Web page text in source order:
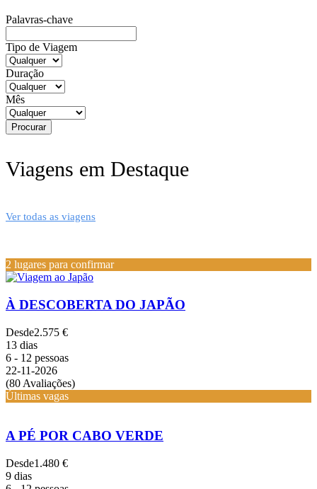
Palavras-chave
Tipo de Viagem
Duração
Mês
Viagens em Destaque
Ver todas as viagens
2 lugares para confirmar
À DESCOBERTA DO JAPÃO
Desde2.575 €
13 dias
6 - 12 pessoas
22-11-2026
(80 Avaliações)
Últimas vagas
A PÉ POR CABO VERDE
Desde1.480 €
9 dias